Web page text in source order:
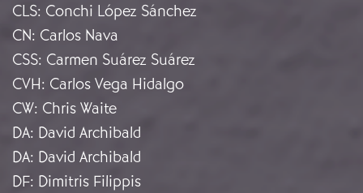
CLS: Conchi López Sánchez
CN: Carlos Nava
CSS: Carmen Suárez Suárez
CVH: Carlos Vega Hidalgo
CW: Chris Waite
DA: David Archibald
DA: David Archibald
DF: Dimitris Filippis